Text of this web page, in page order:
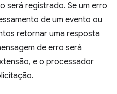
será registrado. Se um erro
de um evento ou
retornar uma resposta
de erro será
e o processador